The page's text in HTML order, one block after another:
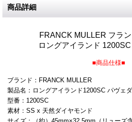
商品詳細
FRANCK MULLER フラ
ロングアイランド
■商品仕様■
ブランド：FRANCK MULLER
製品名：ロングアイランド1200SC パヴェ
型番：1200SC
素材：SS x 天然ダイヤモンド